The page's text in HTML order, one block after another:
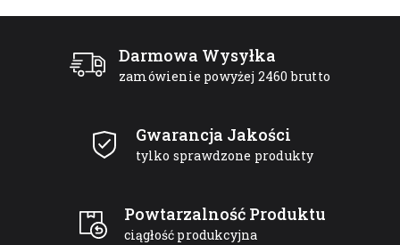
Darmowa Wysyłka
zamówienie powyżej 2460 brutto
Gwarancja Jakości
tylko sprawdzone produkty
Powtarzalność Produktu
ciągłość produkcyjna